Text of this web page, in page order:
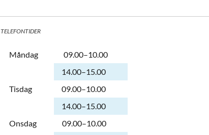
TELEFONTIDER
Dag
Öppettider
Kommentarer
Måndag
09.00–10.00
14.00–15.00
Tisdag
09.00–10.00
14.00–15.00
Onsdag
09.00–10.00